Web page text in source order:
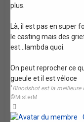
plus.
Là, il est pas en super
le casting mais des
est...lambda quoi.
On peut reprocher ce
gueule et il est véloce
"Bloodshot est la meilleure
©MisterM